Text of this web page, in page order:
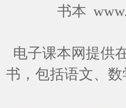
书本
电子课本网提供
书，包括语文、